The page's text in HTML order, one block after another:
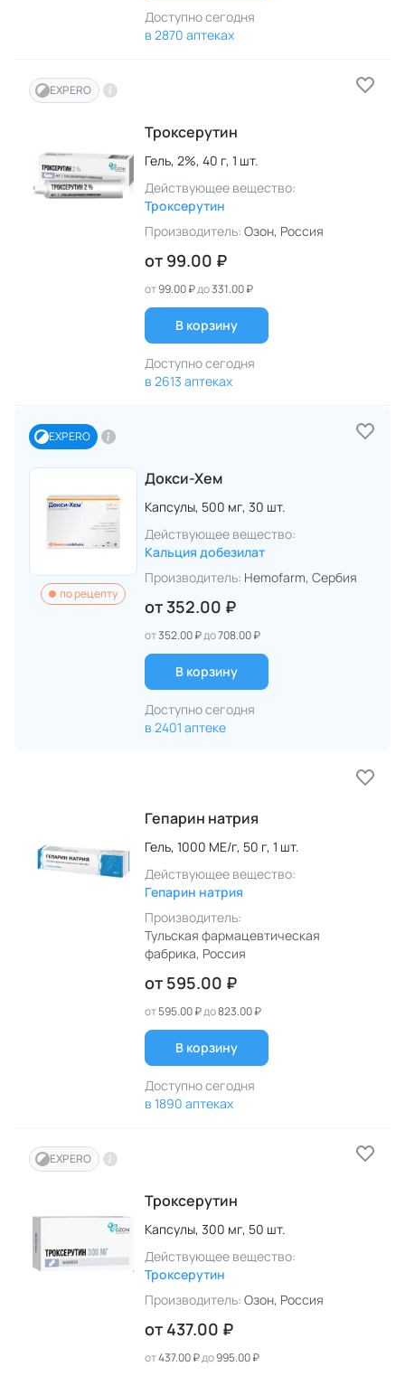
Доступно сегодня
в 2870 аптеках
EXPERO
Троксерутин
Гель, 2%, 40 г, 1 шт.
Действующее вещество:
Троксерутин
Производитель: Озон, Россия
от 99.00 ₽
от99.00 ₽до331.00 ₽
В корзину
Доступно сегодня
в 2613 аптеках
EXPERO
по рецепту
Докси-Хем
Капсулы, 500 мг, 30 шт.
Действующее вещество:
Кальция добезилат
Производитель: Hemofarm, Сербия
от 352.00 ₽
от352.00 ₽до708.00 ₽
В корзину
Доступно сегодня
в 2401 аптеке
Гепарин натрия
Гель, 1000 МЕ/г, 50 г, 1 шт.
Действующее вещество:
Гепарин натрия
Производитель:
Тульская фармацевтическая
фабрика, Россия
от 595.00 ₽
от595.00 ₽до823.00 ₽
В корзину
Доступно сегодня
в 1890 аптеках
EXPERO
Троксерутин
Капсулы, 300 мг, 50 шт.
Действующее вещество:
Троксерутин
Производитель: Озон, Россия
от 437.00 ₽
от437.00 ₽до995.00 ₽